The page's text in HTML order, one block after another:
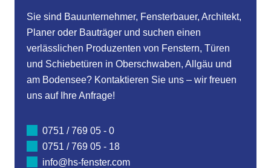
Sie sind Bauunternehmer, Fensterbauer, Architekt,
Planer oder Bauträger und suchen einen
verlässlichen Produzenten von Fenstern, Türen
und Schiebetüren in Oberschwaben, Allgäu und
am Bodensee? Kontaktieren Sie uns – wir freuen
uns auf Ihre Anfrage!
0751 / 769 05 - 0
0751 / 769 05 - 18
info@hs-fenster.com